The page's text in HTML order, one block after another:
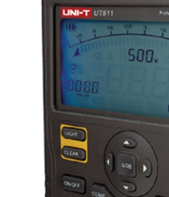
sitesi
ETBİS